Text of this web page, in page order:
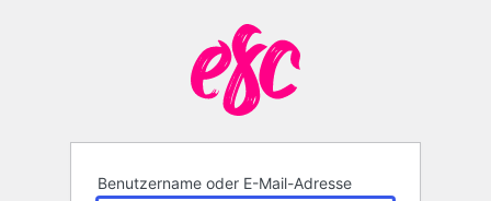
Benutzername oder E-Mail-Adresse